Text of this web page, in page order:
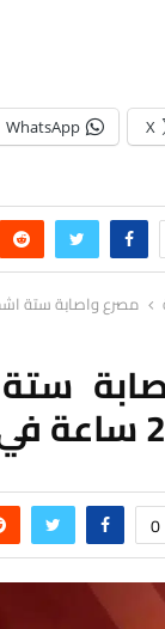
X
WhatsApp
مصرع واصابة ستة اشخاص
0